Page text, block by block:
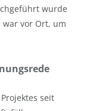
wurde
war vor Ort, um
seit